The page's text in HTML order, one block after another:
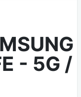
- 5G /